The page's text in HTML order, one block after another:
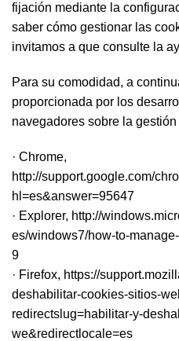
fijación mediante la
saber cómo gestionar las
invitamos a que consulte la
Para su comodidad, a
proporcionada por los
navegadores sobre la
· Chrome,
http://support.google.com/
hl=es&answer=95647
· Explorer, http://
es/windows7/how-to-
9
· Firefox, https://
deshabilitar-cookies-sitios-
redirectslug=habilitar-y-
we&redirectlocale=es